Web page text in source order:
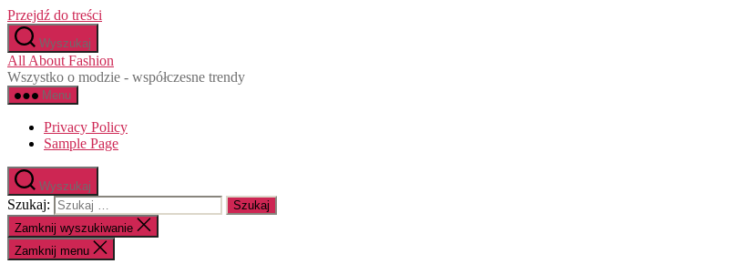
Przejdź do treści
Wyszukaj
All About Fashion
Wszystko o modzie - współczesne trendy
Menu
Privacy Policy
Sample Page
Wyszukaj
Szukaj:
Zamknij wyszukiwanie
Zamknij menu